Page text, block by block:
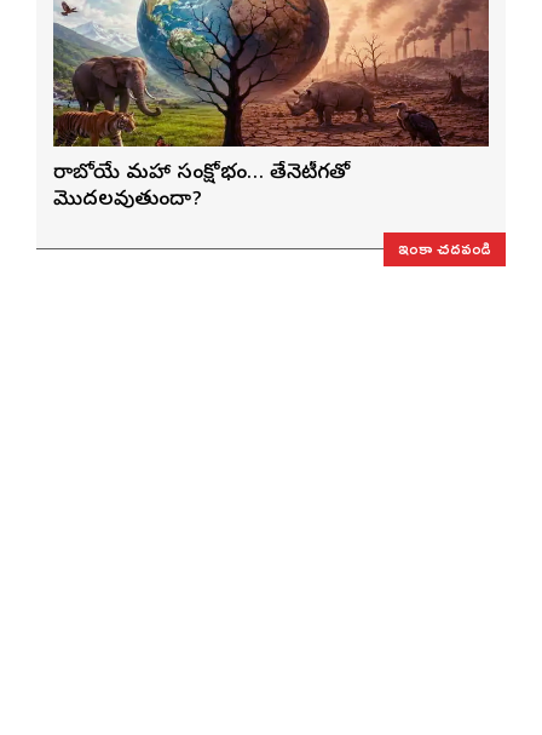
రాబోయే మహా సంక్షోభం… తేనెటీగతో
మొదలవుతుందా?
ఇంకా చదవండి